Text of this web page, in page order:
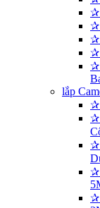
✰
✰
✰
✰
✰
lắp
✰
✰
✰
✰
✰